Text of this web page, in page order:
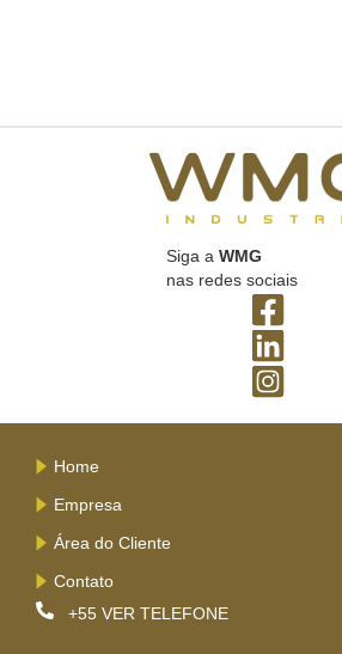
Siga a WMG
nas redes sociais
Home
Empresa
Área do Cliente
Contato
+55 VER TELEFONE